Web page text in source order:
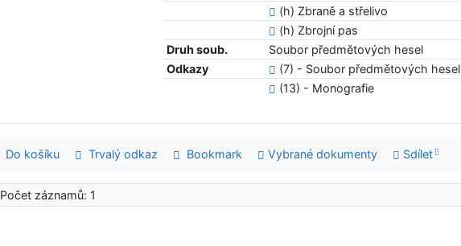
(h) Zbraně a střelivo
(h) Zbrojní pas
Druh soub.
Soubor předmětových hesel
Odkazy
(7) - Soubor předmětových hesel
(13) - Monografie
Do košíku Trvalý odkaz Bookmark Vybrané dokumenty Sdílet
Počet záznamů: 1